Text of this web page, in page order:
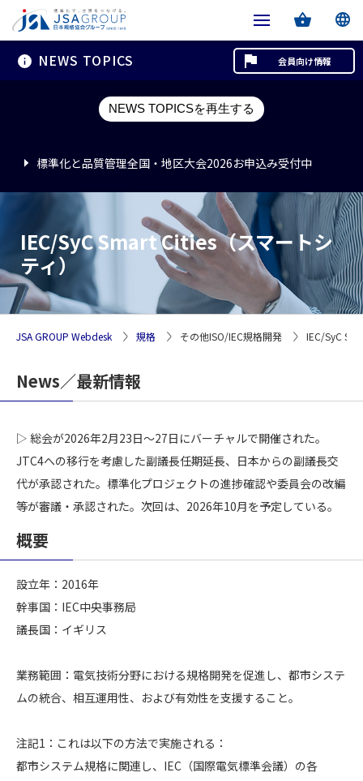
NEWS TOPICS
NEWS TOPICSを再生する
標準化と品質管理全国・地区大会2026お申込み受付中
標準化と品質管理全国・地区大会2026お申込み受付中
標準化と品質管理全国・地区大会2026お申込み受付中
会員向け情報
IEC/SyC Smart Cities（スマートシ
ティ）
JSA GROUP Webdesk 規格 その他ISO/IEC規格開発 IEC/SyC
News／最新情報
▷ 総会が2026年2月23日〜27日にバーチャルで開催された。
JTC4への移行を考慮した副議長任期延長、日本からの副議長交
代が承認された。標準化プロジェクトの進捗確認や委員会の改編
等が審議・承認された。次回は、2026年10月を予定している。
概要
設立年：2016年
幹事国：IEC中央事務局
議長国：イギリス
業務範囲：電気技術分野における規格開発を促進し、都市システ
ムの統合、相互運用性、および有効性を支援すること。
注記1：これは以下の方法で実施される：
都市システム規格に関連し、IEC（国際電気標準会議）の各